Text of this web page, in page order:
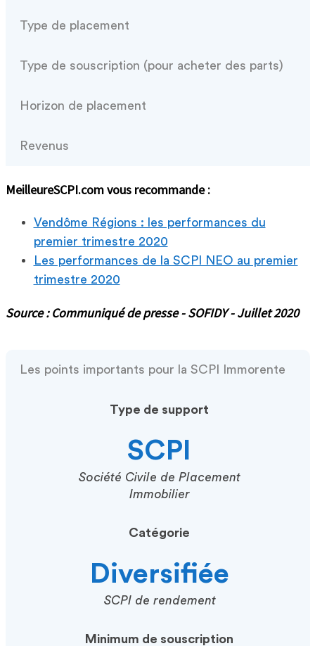
Type de placement
Type de souscription (pour acheter des parts)
Horizon de placement
Revenus
MeilleureSCPI.com vous recommande :
Vendôme Régions : les performances du
premier trimestre 2020
Les performances de la SCPI NEO au premier
trimestre 2020
Source : Communiqué de presse - SOFIDY - Juillet 2020
Les points importants pour la SCPI Immorente
Type de support
SCPI
Société Civile de Placement
Immobilier
Catégorie
Diversifiée
SCPI de rendement
Minimum de souscription